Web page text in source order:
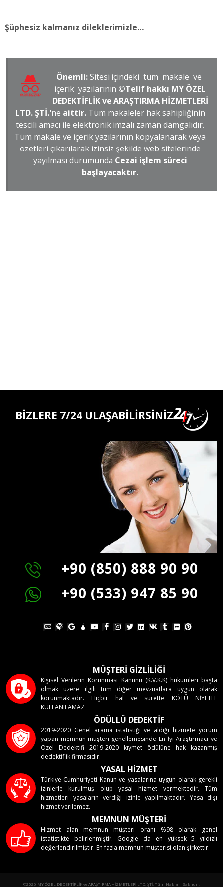
Şüphesiz kalmanız dileklerimizle…
Önemli:Sitesi içindeki tüm makale ve
içerik yazılarının ©Telif hakkı MY ÖZEL
DEDEKTİFLİK ve ARAŞTIRMA HİZMETLERİ
LTD. ŞTİ.'ne aittir. Tüm makaleler hak sahipliğinin
tescili amacı ile elektronik imzalı zaman damgalıdır.
Tüm makale ve içerik yazılarının kopyalanarak veya
özetleri çıkarılarak izinsiz şekilde web sitelerinde
yayılması durumunda Cezai işlem süreci
başlayacaktır.
BİZLERE 7/24 ULAŞABİLİRSİNİZ
+90 (850) 888 90 90
+90 (533) 947 85 90
MÜŞTERİ GİZLİLİĞİ
Kişisel Verilerin Korunması Kanunu (K.V.K.K) hükümleri başta
olmak üzere ilgili tüm diğer mevzuatlara uygun olarak
korunmaktadır. Hiçbir hal ve surette KÖTÜ NİYETLE
KULLANILAMAZ
ÖDÜLLÜ DEDEKTİF
2019-2020 Genel arama istatistiği ve aldığı hizmete yorum
yapan memnun müşteri genellemesinde En İyi Araştırmacı ve
Özel Dedektifi 2019-2020 kıymet ödülüne hak kazanmış
dedektiflik firmasıdır.
YASAL HİZMET
Türkiye Cumhuriyeti Kanun ve yasalarına uygun olarak gerekli
izinlerle kurulmuş olup yasal hizmet vermektedir. Tüm
hizmetleri yasaların verdiği izinle yapılmaktadır. Yasa dışı
hizmet verilemez.
MEMNUN MÜŞTERİ
Hizmet alan memnun müşteri oranı %98 olarak genel
istatistikte belirlenmiştir. Google da en yüksek 5 yıldızlı
değerlendirilmiştir. En fazla memnun müşterisi olan şirkettir.
©2026 MY ÖZEL DEDEKTİFLİK ve ARAŞTIRMA HİZMETLERİ LTD. ŞTİ. Tüm Hakları Saklıdır.